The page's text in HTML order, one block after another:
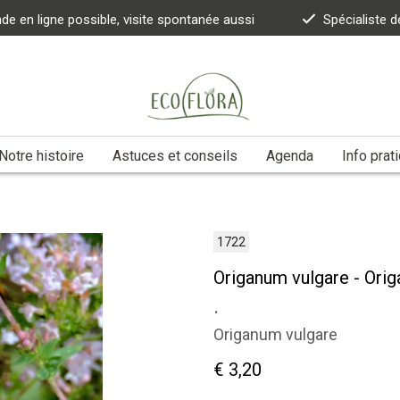
en ligne possible, visite spontanée aussi Spécialiste
histoire Astuces et conseils Agenda Info
1722
Origanum vulgare -
.
Origanum vulgare
€ 3,20